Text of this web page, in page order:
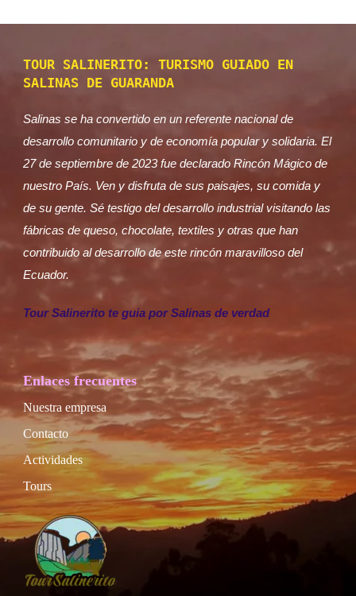
una experiencia turística única que permite
descubrir el talento, la creatividad y la tradición
Salinas de Guaranda
TOUR SALINERITO: TURISMO GUIADO EN
SALINAS DE GUARANDA
Salinas se ha convertido en un referente nacional de
desarrollo comunitario y de economía popular y solidaria. El
27 de septiembre de 2023 fue declarado Rincón Mágico de
nuestro País. Ven y disfruta de sus paisajes, su comida y
de su gente. Sé testigo del desarrollo industrial visitando las
fábricas de queso, chocolate, textiles y otras que han
contribuido al desarrollo de este rincón maravilloso del
Ecuador.
Tour Salinerito te guia por Salinas de verdad
Enlaces frecuentes
Nuestra empresa
Contacto
Actividades
Tours